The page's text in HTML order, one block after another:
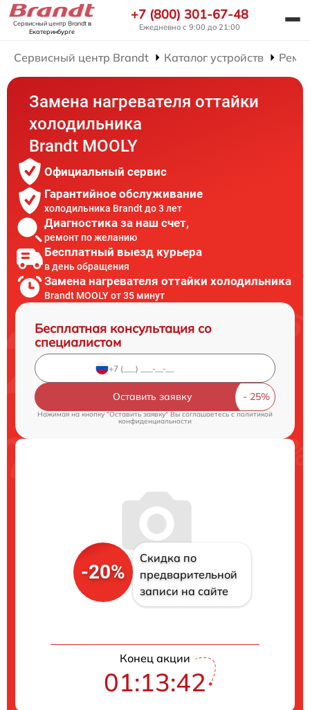
Сервисный центр Brandtв
Екатеринбурге
+7 (800) 301-67-48
Ежедневно с 9:00 до 21:00
Сервисный центр Brandt Каталог устройств
Замена нагревателя оттайки
холодильника
Brandt MOOLY
Официальный сервис
Гарантийное обслуживание
холодильника Brandt до 3 лет
Диагностика за наш счет,
ремонт по желанию
Бесплатный выезд курьера
в день обращения
Замена нагревателя оттайки холодильника
Brandt MOOLY от 35 минут
Бесплатная консультация со
специалистом
Оставить заявку
Нажимая на кнопку "Оставить заявку" Вы соглашаетесь c политикой
конфиденциальности
-20%
Скидка по
предварительной
записи на сайте
Конец акции
01:13:41